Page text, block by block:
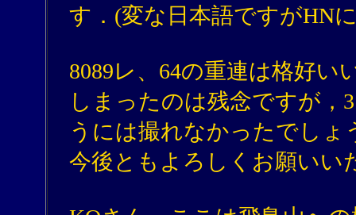
す．(変な日本語ですがHN
8089レ、64の重連は格好い
しまったのは残念ですが
うには撮れなかったでしょ
今後ともよろしくお願いい